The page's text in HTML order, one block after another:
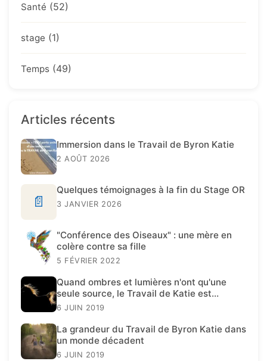
Santé (52)
stage (1)
Temps (49)
Articles récents
Immersion dans le Travail de Byron Katie
2 AOÛT 2026
📄
Quelques témoignages à la fin du Stage OR
3 JANVIER 2026
"Conférence des Oiseaux" : une mère en
colère contre sa fille
5 FÉVRIER 2022
Quand ombres et lumières n'ont qu'une
seule source, le Travail de Katie est
présent.
6 JUIN 2019
La grandeur du Travail de Byron Katie dans
un monde décadent
6 JUIN 2019